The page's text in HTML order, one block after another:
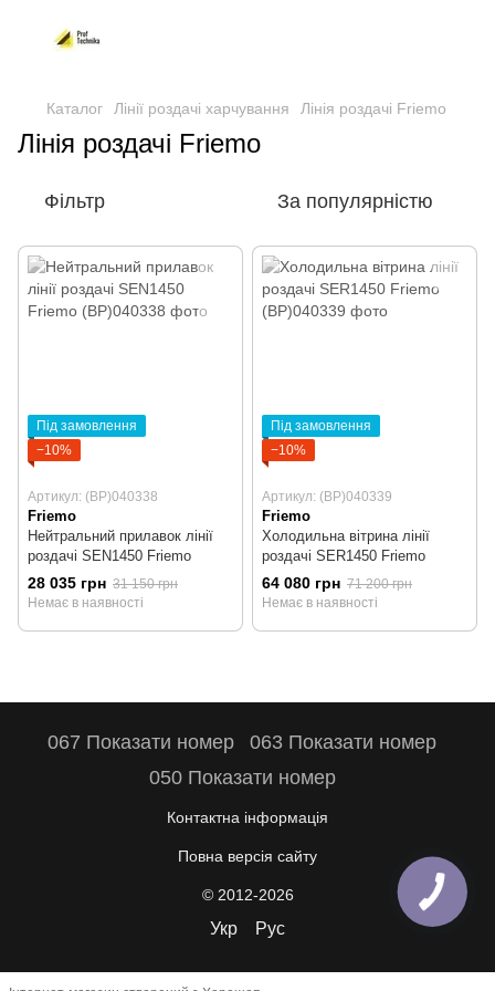
Каталог Лінії роздачі харчування Лінія роздачі Friemo
Лінія роздачі Friemo
Фільтр За популярністю
Під замовлення
−10%
Артикул: (BP)040338
Friemo
Нейтральний прилавок лінії
роздачі SEN1450 Friemo
28 035 грн 31 150 грн
Немає в наявності
Під замовлення
−10%
Артикул: (BP)040339
Friemo
Холодильна вітрина лінії
роздачі SER1450 Friemo
64 080 грн 71 200 грн
Немає в наявності
067 Показати номер
063 Показати номер
050 Показати номер
Контактна інформація
Повна версія сайту
© 2012-2026
Укр Рус